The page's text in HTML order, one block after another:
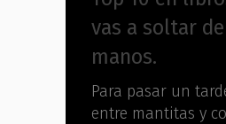
vas a soltar
manos.
Para pasar un
entre mantitas y